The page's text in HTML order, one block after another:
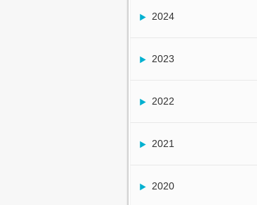
2024
2023
2022
2021
2020